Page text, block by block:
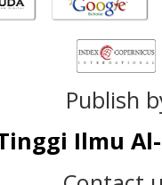
Publish
Ilmu